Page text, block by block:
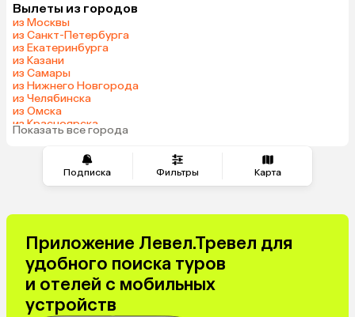
Подписка Фильтры Карта
Саудовская Аравия
Вылеты из городов
из Москвы
из Санкт-Петербурга
из Екатеринбурга
из Казани
из Самары
из Нижнего Новгорода
из Челябинска
из Омска
из Красноярска
из Волгограда
Показать все города
Приложение Левел.Тревел для
удобного поиска туров
и отелей с мобильных
устройств